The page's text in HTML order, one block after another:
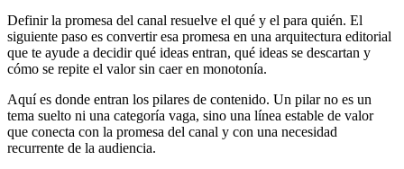
Definir la promesa del canal resuelve el qué y el para quién. El
siguiente paso es convertir esa promesa en una arquitectura editorial
que te ayude a decidir qué ideas entran, qué ideas se descartan y
cómo se repite el valor sin caer en monotonía.
Aquí es donde entran los pilares de contenido. Un pilar no es un
tema suelto ni una categoría vaga, sino una línea estable de valor
que conecta con la promesa del canal y con una necesidad
recurrente de la audiencia.